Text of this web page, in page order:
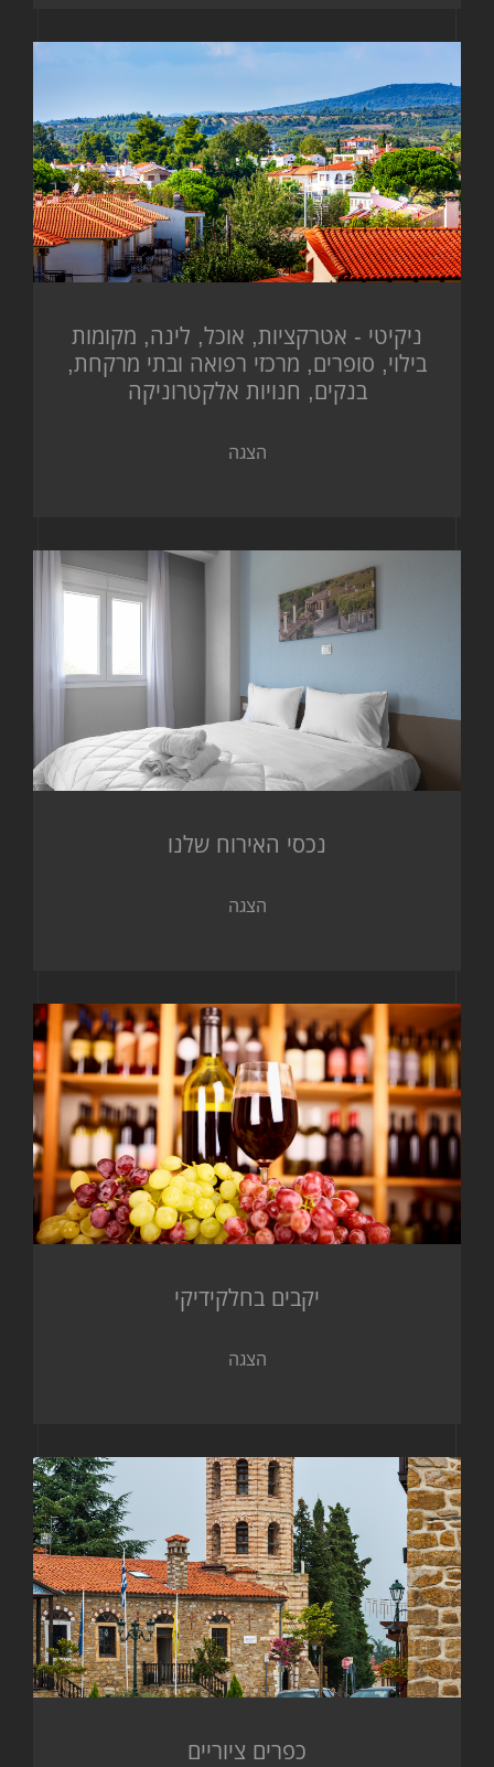
ניקיטי - אטרקציות, אוכל, לינה, מקומות
בילוי, סופרים, מרכזי רפואה ובתי מרקחת,
בנקים, חנויות אלקטרוניקה
הצגה
נכסי האירוח שלנו
הצגה
יקבים בחלקידיקי
הצגה
כפרים ציוריים